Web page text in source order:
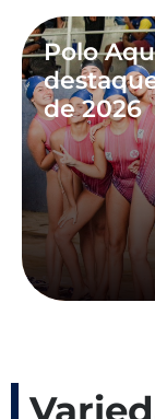
Polo
de 2026